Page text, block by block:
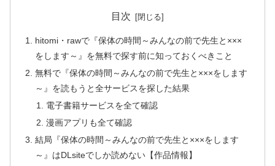
目次
hitomi・rawで『保体の時間～みんなの前で先生と×××
をします～』を無料で探す前に知っておくべきこと
無料で『保体の時間～みんなの前で先生と×××をします
～』を読もうと全サービスを探した結果
電子書籍サービスを全て確認
漫画アプリも全て確認
結局『保体の時間～みんなの前で先生と×××をします
～』はDLsiteでしか読めない【作品情報】